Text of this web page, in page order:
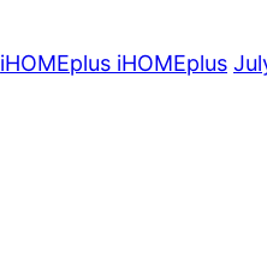
iHOMEplus iHOMEplus